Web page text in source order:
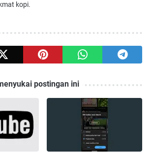
kopi.
postingan ini